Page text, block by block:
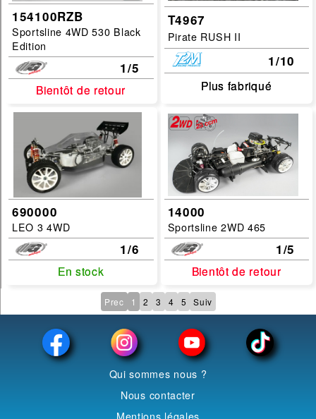
154100RZB
Sportsline 4WD 530 Black
Edition
1/5
Bientôt de retour
Bientôt de retour
T4967
Pirate RUSH II
1/10
Plus fabriqué
Plus fabriqué
690000
LEO 3 4WD
1/6
En stock
En stock
14000
Sportsline 2WD 465
1/5
Bientôt de retour
Bientôt de retour
Prec 1 2 3 4 5 Suiv
Qui sommes nous ?
Nous contacter
Mentions légales